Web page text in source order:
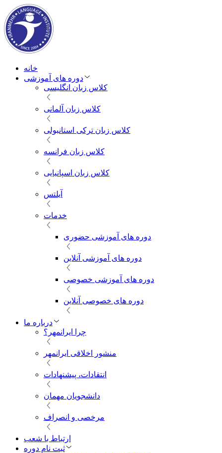
خانه
دوره های آموزشی
کلاس زبان انگلیسی
کلاس زبان آلمانی
کلاس زبان ترکی استانبولی
کلاس زبان فرانسه
کلاس زبان اسپانیایی
آیلتس
خدمات
دوره های آموزشی حضوری
دوره های آموزشی آنلاین
دوره های آموزشی خصوصی
دوره های خصوصی آنلاین
درباره ما
چرا ایرانمهر؟
منشور اخلاقی ایرانمهر
انتقادات، پیشنهادات
دانشجویان مهمان
مرخصی و انصراف
ارتباط با شعب
ثبت نام دوره